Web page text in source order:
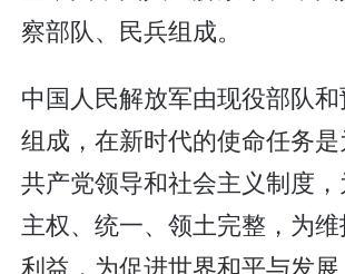
察部队、民兵组成。
中国人民解放军由现役部队
组成，在新时代的使命任务
共产党领导和社会主义制度
主权、统一、领土完整，为
利益，为促进世界和平与发